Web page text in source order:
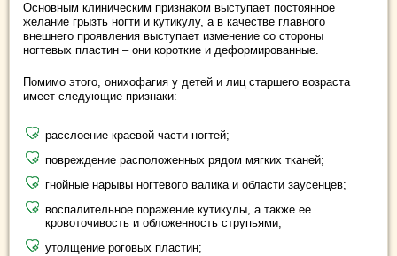
Основным клиническим признаком выступает постоянное
желание грызть ногти и кутикулу, а в качестве главного
внешнего проявления выступает изменение со стороны
ногтевых пластин – они короткие и деформированные.
Помимо этого, онихофагия у детей и лиц старшего возраста
имеет следующие признаки:
расслоение краевой части ногтей;
повреждение расположенных рядом мягких тканей;
гнойные нарывы ногтевого валика и области заусенцев;
воспалительное поражение кутикулы, а также ее
кровоточивость и обложенность струпьями;
утолщение роговых пластин;